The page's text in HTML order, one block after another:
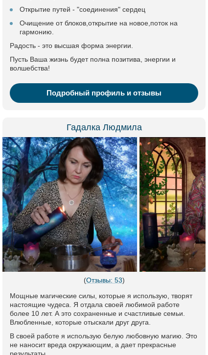
Открытие путей - "соединения" сердец
Очищение от блоков,открытие на новое,поток на
гармонию.
Радость - это высшая форма энергии.
Пусть Ваша жизнь будет полна позитива, энергии и
волшебства!
Подробный профиль и отзывы
Гадалка Людмила
(Отзывы: 53)
Мощные магические силы, которые я использую, творят
настоящие чудеса. Я отдала своей любимой работе
более 10 лет. А это сохраненные и счастливые семьи.
Влюбленные, которые отыскали друг друга.
В своей работе я использую белую любовную магию. Это
не наносит вреда окружающим, а дает прекрасные